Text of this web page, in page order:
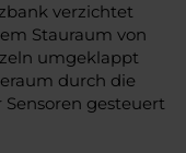
verzichtet
Stauraum von
umgeklappt
durch die
gesteuert